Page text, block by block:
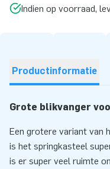
Indien op voorraad,
Productinformatie
Grote blikvanger
Een grotere variant van
is het springkasteel
is er super veel ruimte